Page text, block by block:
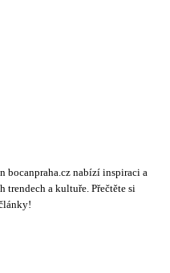
bocanpraha.cz nabízí inspiraci a
a kultuře. Přečtěte si